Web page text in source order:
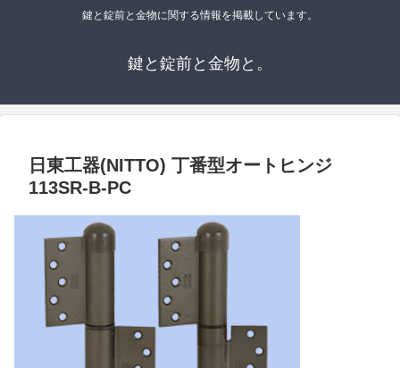
鍵と錠前と金物に関する情報を掲載しています。
鍵と錠前と金物と。
日東工器(NITTO) 丁番型オートヒンジ
113SR-B-PC